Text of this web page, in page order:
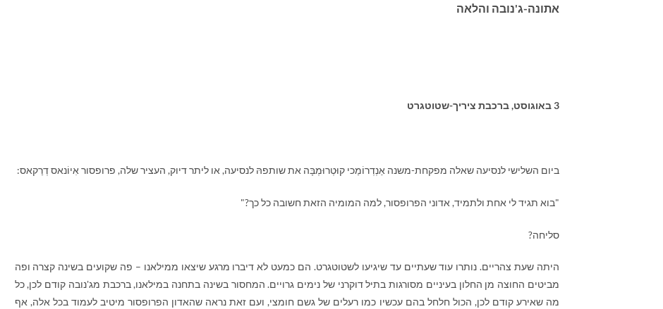
אתונה-ג'נובה והלאה
3 באוגוסט, ברכבת ציריך-שטוטגרט
ביום השלישי לנסיעה שאלה מפקחת-משנה אַנְדְרוֹמַכי קוּטְרוּמְבָּה את שותפהּ לנסיעה, או ליתר דיוק, העציר שלה, פרופסור אִיוֹנאס דְרַקאס:
"בוא תגיד לי אחת ולתמיד, אדוני הפרופסור, למה המומיה הזאת חשובה כל כך?"
סליחה?
היתה שעת צהריים. נותרו עוד שעתיים עד שיגיעו לשטוטגרט. הם כמעט לא דיברו מרגע שיצאו ממילאנו – פה שקועים בשינה קצרה ופה
מביטים החוצה מן החלון בעיניים מסורגות בתיל דוקרני של נימים גרויים. המחסור בשינה בתחנה במילאנו, ברכבת מג'נובה קודם לכן, כל
מה שאירע קודם לכן, הכול חלחל בהם עכשיו כמו רעלים של גשם חומצי, ועם זאת נראה שהאדון הפרופסור מיטיב לעמוד בכל אלה, אף